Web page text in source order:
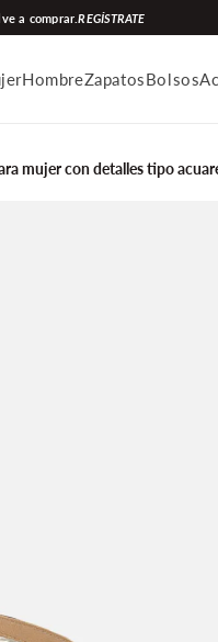
a comprar.REGÍSTRATE
HombreZapatosBolsos
mujer con detalles tipo